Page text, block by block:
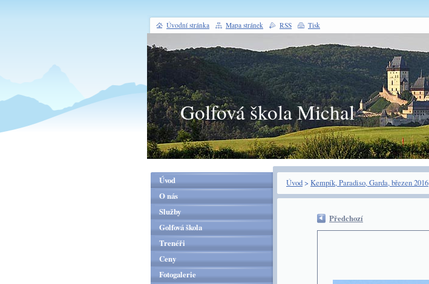
Golfová škola Michal
Úvod> Kempík, Paradiso, Garda, březen 2016
Předchozí
Úvod
O nás
Služby
Golfová škola
Trenéři
Ceny
Fotogalerie
Úvodní stránka Mapa stránek RSS Tisk